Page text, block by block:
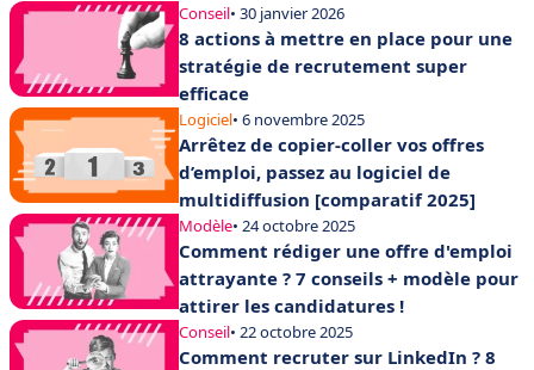
Conseil• 30 janvier 2026
8 actions à mettre en place pour une
stratégie de recrutement super
efficace
Logiciel• 6 novembre 2025
Arrêtez de copier-coller vos offres
d’emploi, passez au logiciel de
multidiffusion [comparatif 2025]
Modèle• 24 octobre 2025
Comment rédiger une offre d'emploi
attrayante ? 7 conseils + modèle pour
attirer les candidatures !
Conseil• 22 octobre 2025
Comment recruter sur LinkedIn ? 8